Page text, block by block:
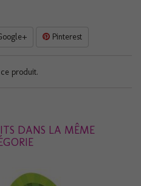
Pinterest
produit.
DANS LA MÊME